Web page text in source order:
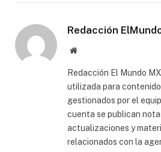
Redacción
Sitio
Redacción El Mundo
utilizada para
gestionados por el
cuenta se publican
actualizaciones y
relacionados con la